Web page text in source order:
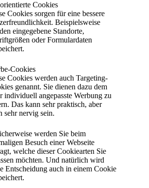
Cookies
Cookies sorgen für eine bessere
Beispielsweise
eingegebene Standorte,
oder Formulardaten
Cookies
Cookies werden auch Targeting-
genannt. Sie dienen dazu dem
individuell angepasste Werbung zu
Das kann sehr praktisch, aber
sehr nervig sein.
werden Sie beim
Besuch einer Webseite
welche dieser Cookiearten Sie
möchten. Und natürlich wird
Entscheidung auch in einem Cookie